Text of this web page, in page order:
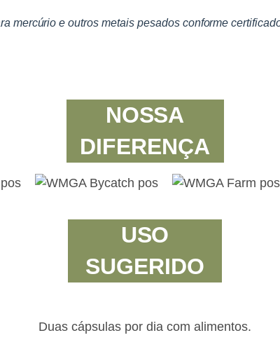
mercúrio e outros metais pesados ​​conforme
NOSSA
DIFERENÇA
USO
SUGERIDO
Duas cápsulas por dia com alimentos.